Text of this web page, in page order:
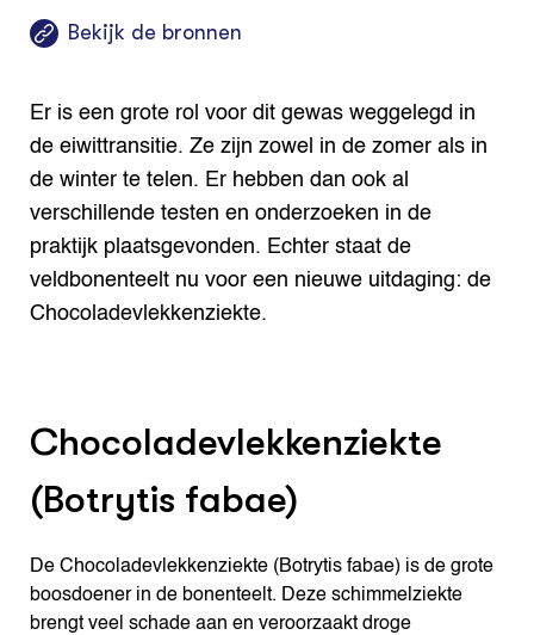
Bekijk de bronnen
Er is een grote rol voor dit gewas weggelegd in
de eiwittransitie. Ze zijn zowel in de zomer als in
de winter te telen. Er hebben dan ook al
verschillende testen en onderzoeken in de
praktijk plaatsgevonden. Echter staat de
veldbonenteelt nu voor een nieuwe uitdaging: de
Chocoladevlekkenziekte.
Chocoladevlekkenziekte
(Botrytis fabae)
De Chocoladevlekkenziekte (Botrytis fabae) is de grote
boosdoener in de bonenteelt. Deze schimmelziekte
brengt veel schade aan en veroorzaakt droge